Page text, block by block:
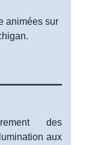
animées sur
des
aux